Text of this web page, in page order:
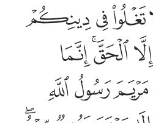
تقولوا على الله الا الحق انما
وَلَا تَقُولُوا۟ عَلَى ٱللَّهِ إِلَّاﱄﱅﱆ
ﱌﱍﱎ
ﱒﱓﱔ